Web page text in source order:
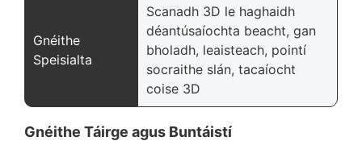
Gnéithe
Speisialta
Scanadh 3D le haghaidh
déantúsaíochta beacht, gan
bholadh, leaisteach, pointí
socraithe slán, tacaíocht
coise 3D
Gnéithe Táirge agus Buntáistí